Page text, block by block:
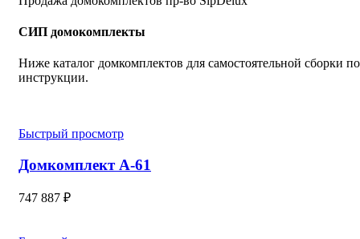
СИП домокомплекты
Ниже каталог домкомплектов для самостоятельной сборки по
инструкции.
Быстрый просмотр
Домкомплект А-61
747 887 ₽